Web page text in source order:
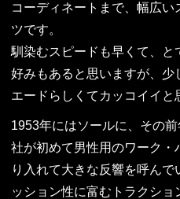
コーディネートまで、幅広
ツです。
馴染むスピードも早くて、と
好みもあると思いますが、少
エードらしくてカッコイイと
1953年にはソールに、その
社が初めて男性用のワーク・
り入れて大きな反響を呼ん
ッション性に富むトラクショ